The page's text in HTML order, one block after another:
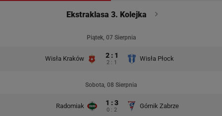
Ekstraklasa 3. Kolejka
Piątek, 07 Sierpnia
Wisła Kraków 2 : 1
2 : 1
Wisła Płock
Sobota, 08 Sierpnia
Radomiak 1 : 3
0 : 2
Górnik Zabrze